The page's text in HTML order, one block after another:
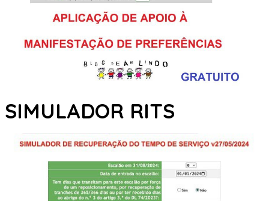
SIMULADOR RITS